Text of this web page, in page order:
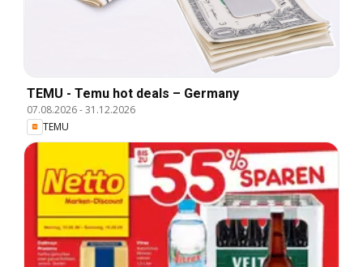
TEMU - Temu hot deals – Germany
07.08.2026-31.12.2026
TEMU